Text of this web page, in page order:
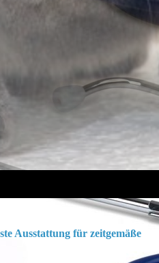
Ausstattung für zeitgemäße